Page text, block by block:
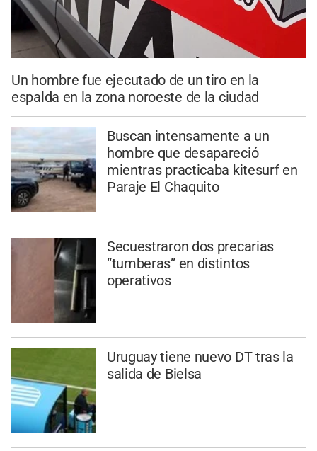
Un hombre fue ejecutado de un tiro en la
espalda en la zona noroeste de la ciudad
Buscan intensamente a un
hombre que desapareció
mientras practicaba kitesurf en
Paraje El Chaquito
Secuestraron dos precarias
“tumberas” en distintos
operativos
Uruguay tiene nuevo DT tras la
salida de Bielsa